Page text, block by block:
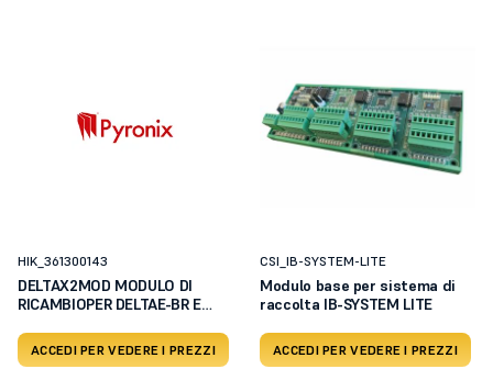
HIK_361300143
DELTAX2MOD MODULO DI
RICAMBIOPER DELTAE-BR E
ACCEDI PER VEDERE I PREZZI
CSI_IB-SYSTEM-LITE
Modulo base per sistema di
raccolta IB-SYSTEM LITE
ACCEDI PER VEDERE I PREZZI